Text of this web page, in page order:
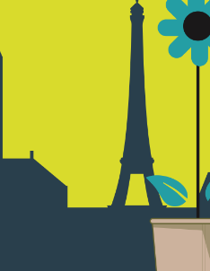
PRATIQUES
A MON COMPTE
RECHERCHER UN PRODUIT